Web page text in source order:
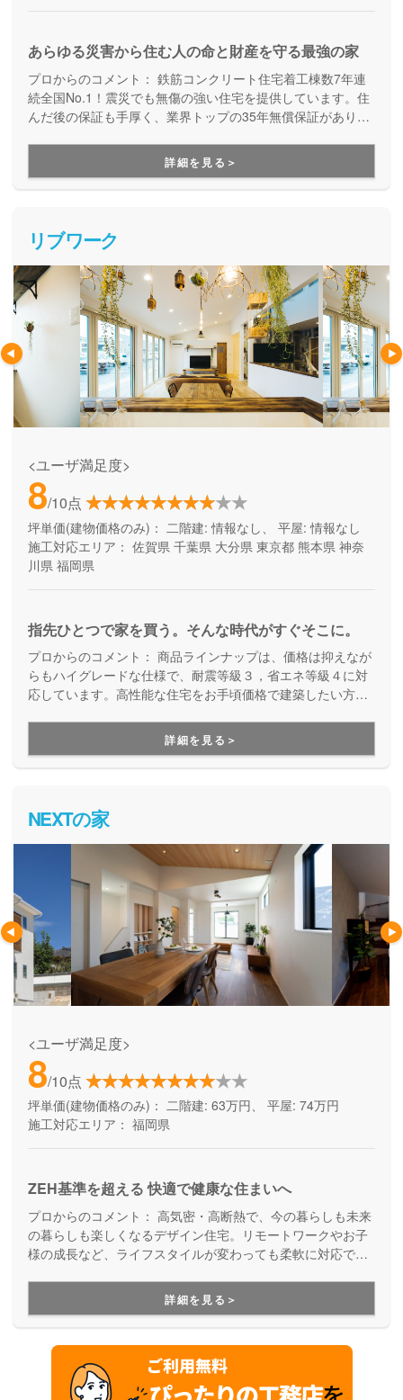
あらゆる災害から住む人の命と財産を守る最強の家
プロからのコメント： 鉄筋コンクリート住宅着工棟数7年連
続全国No.1！震災でも無傷の強い住宅を提供しています。住
んだ後の保証も手厚く、業界トップの35年無償保証があり、
した災害対策で安心できる家づくりをしたい方にオススメで
詳細を見る＞
リブワーク
<ユーザ満足度>
8/10点
坪単価(建物価格のみ)： 二階建: 情報なし、 平屋: 情報なし
施工対応エリア： 佐賀県 千葉県 大分県 東京都 熊本県 神奈
川県 福岡県
指先ひとつで家を買う。そんな時代がすぐそこに。
プロからのコメント： 商品ラインナップは、価格は抑えなが
らもハイグレードな仕様で、耐震等級３，省エネ等級４に対
応しています。高性能な住宅をお手頃価格で建築したい方は
詳細を見る＞
NEXTの家
<ユーザ満足度>
8/10点
坪単価(建物価格のみ)： 二階建: 63万円、 平屋: 74万円
施工対応エリア： 福岡県
ZEH基準を超える 快適で健康な住まいへ
プロからのコメント： 高気密・高断熱で、今の暮らしも未来
の暮らしも楽しくなるデザイン住宅。リモートワークやお子
様の成長など、ライフスタイルが変わっても柔軟に対応でき
来的なメンテナンスまで一貫して行ってくれるので安心で
す。
詳細を見る＞